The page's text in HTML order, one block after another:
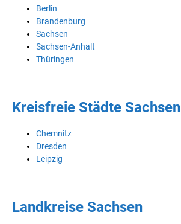
Berlin
Brandenburg
Sachsen
Sachsen-Anhalt
Thüringen
Kreisfreie Städte Sachsen
Chemnitz
Dresden
Leipzig
Landkreise Sachsen